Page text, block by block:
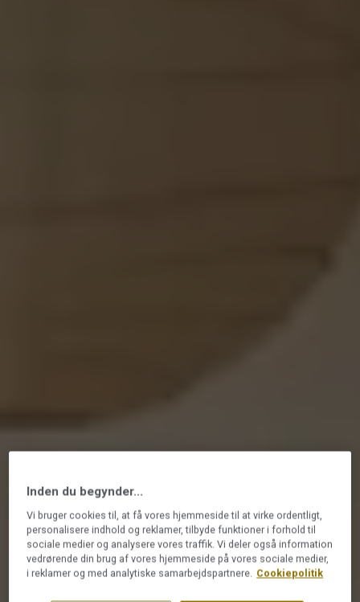
Inden du begynder...
Vi bruger cookies til, at få vores hjemmeside til at virke ordentligt,
personalisere indhold og reklamer, tilbyde funktioner i forhold til
sociale medier og analysere vores traffik. Vi deler også information
vedrørende din brug af vores hjemmeside på vores sociale medier,
i reklamer og med analytiske samarbejdspartnere. Cookiepolitik